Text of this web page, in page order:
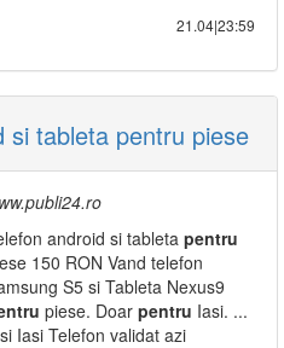
21.04|23:59
si tableta pentru piese
android si tableta pentru
150 RON Vand telefon
S5 si Tableta Nexus9
piese. Doar pentru Iasi. ...
Iasi Telefon validat azi